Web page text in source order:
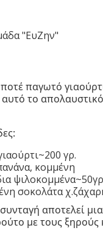
"ΕυΖην"
παγωτό
αυτό το
γρ.
κομμένη
σοκολάτα
αποτελεί
με τους ξηρούς